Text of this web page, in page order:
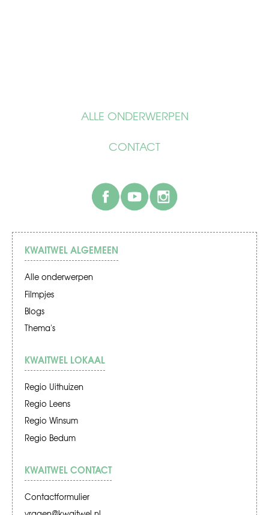
ALLE ONDERWERPEN
CONTACT
facebook
KWAITWEL ALGEMEEN
Alle onderwerpen
Filmpjes
Blogs
Thema's
KWAITWEL LOKAAL
Regio Uithuizen
Regio Leens
Regio Winsum
Regio Bedum
KWAITWEL CONTACT
Contactformulier